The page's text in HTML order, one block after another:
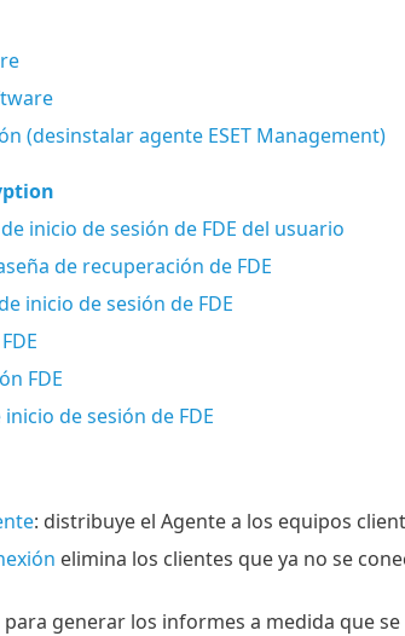
(desinstalar agente ESET Management)
inicio de sesión de FDE del usuario
de recuperación de FDE
inicio de sesión de FDE
FDE
de sesión de FDE
: distribuye el Agente a los equipos
elimina los clientes que ya no se
generar los informes a medida que se